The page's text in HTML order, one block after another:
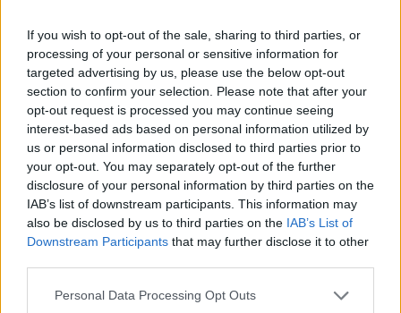
If you wish to opt-out of the sale, sharing to third parties, or
processing of your personal or sensitive information for
targeted advertising by us, please use the below opt-out
section to confirm your selection. Please note that after your
opt-out request is processed you may continue seeing
interest-based ads based on personal information utilized by
us or personal information disclosed to third parties prior to
your opt-out. You may separately opt-out of the further
disclosure of your personal information by third parties on the
IAB’s list of downstream participants. This information may
also be disclosed by us to third parties on the IAB’s List of
Downstream Participants that may further disclose it to other
Please note that this website/app uses one or more Google
Personal Data Processing Opt Outs
και τον πατέρα της εξαιτίας σοβαρού
προβλήματος υγείας που αντιμετώπιζε.
ΔΙΑΦΗΜΙΣΗ